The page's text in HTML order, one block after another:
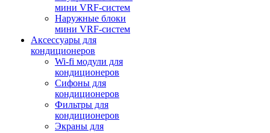
мини VRF-систем
Наружные блоки
мини VRF-систем
Аксессуары для
кондиционеров
Wi-fi модули для
кондиционеров
Сифоны для
кондиционеров
Фильтры для
кондиционеров
Экраны для